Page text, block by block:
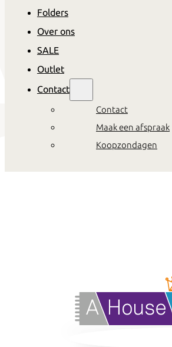
Folders
Over ons
SALE
Outlet
Contact
Contact
Maak een afspraak
Koopzondagen